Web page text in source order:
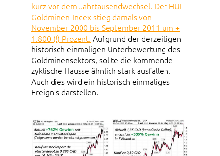
kurz vor dem Jahrtausendwechsel. Der HUI-
Goldminen-Index stieg damals von
November 2000 bis September 2011 um +
1.800 (!) Prozent. Aufgrund der derzeitigen
historisch einmaligen Unterbewertung des
Goldminensektors, sollte die kommende
zyklische Hausse ähnlich stark ausfallen.
Auch dies wird ein historisch einmaliges
Ereignis darstellen.